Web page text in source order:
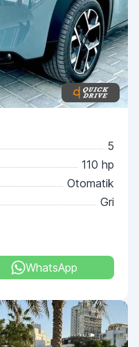
5
110 hp
Otomatik
Gri
WhatsApp